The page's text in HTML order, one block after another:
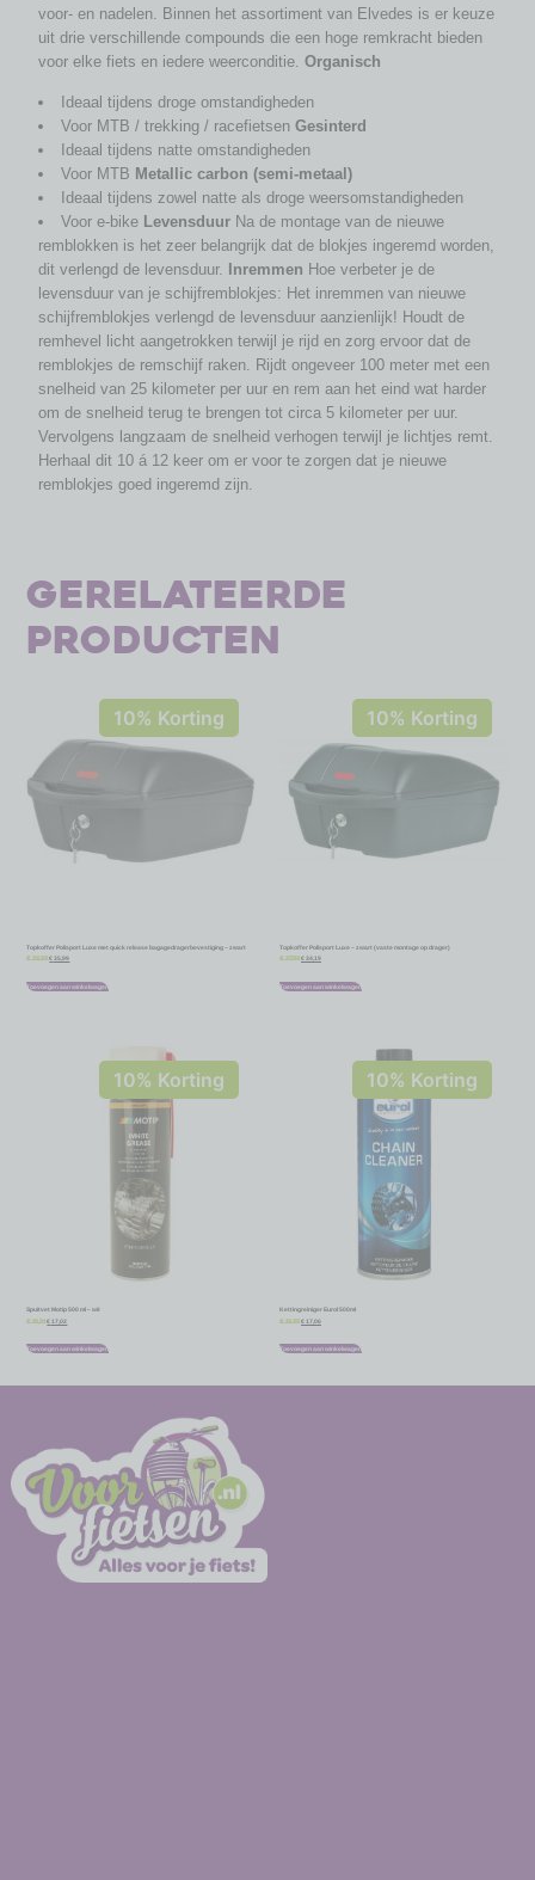
voor- en nadelen. Binnen het assortiment van Elvedes is er keuze
uit drie verschillende compounds die een hoge remkracht bieden
voor elke fiets en iedere weerconditie.Organisch
Ideaal tijdens droge omstandigheden
Voor MTB / trekking / racefietsen Gesinterd
Ideaal tijdens natte omstandigheden
Voor MTB Metallic carbon (semi-metaal)
Ideaal tijdens zowel natte als droge weersomstandigheden
Voor e-bike LevensduurNa de montage van de nieuwe
remblokken is het zeer belangrijk dat de blokjes ingeremd worden,
dit verlengd de levensduur.
Inremmen Hoe verbeter je de
levensduur van je schijfremblokjes: Het inremmen van nieuwe
schijfremblokjes verlengd de levensduur aanzienlijk! Houdt de
remhevel licht aangetrokken terwijl je rijd en zorg ervoor dat de
remblokjes de remschijf raken. Rijdt ongeveer 100 meter met een
snelheid van 25 kilometer per uur en rem aan het eind wat harder
om de snelheid terug te brengen tot circa 5 kilometer per uur.
Vervolgens langzaam de snelheid verhogen terwijl je lichtjes remt.
Herhaal dit 10 á 12 keer om er voor te zorgen dat je nieuwe
remblokjes goed ingeremd zijn.
Gerelateerde
producten
10% Korting
Topkoffer Polisport Luxe met quick release bagagedragerbevestiging – zwart
€39,99 €35,99
Toevoegen aan winkelwagen
10% Korting
Topkoffer Polisport Luxe – zwart (vaste montage op drager)
37,99 €34,19
Toevoegen aan winkelwagen
10% Korting
Spuitvet Motip 500 ml – wit
€ 18,91 € 17,02
Toevoegen aan winkelwagen
10% Korting
Kettingreiniger Eurol 500ml
€ 18,95 € 17,06
Toevoegen aan winkelwagen